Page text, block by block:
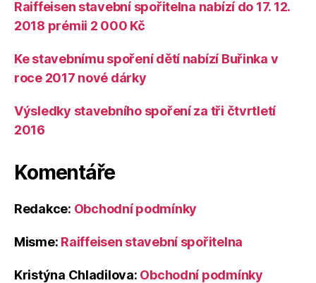
Raiffeisen stavební spořitelna nabízí do 17. 12.
2018 prémii 2 000 Kč
Ke stavebnímu spoření dětí nabízí Buřinka v
roce 2017 nové dárky
Výsledky stavebního spoření za tři čtvrtletí
2016
Komentáře
Redakce: Obchodní podmínky
Misme: Raiffeisen stavební spořitelna
Kristýna Chladilova: Obchodní podmínky